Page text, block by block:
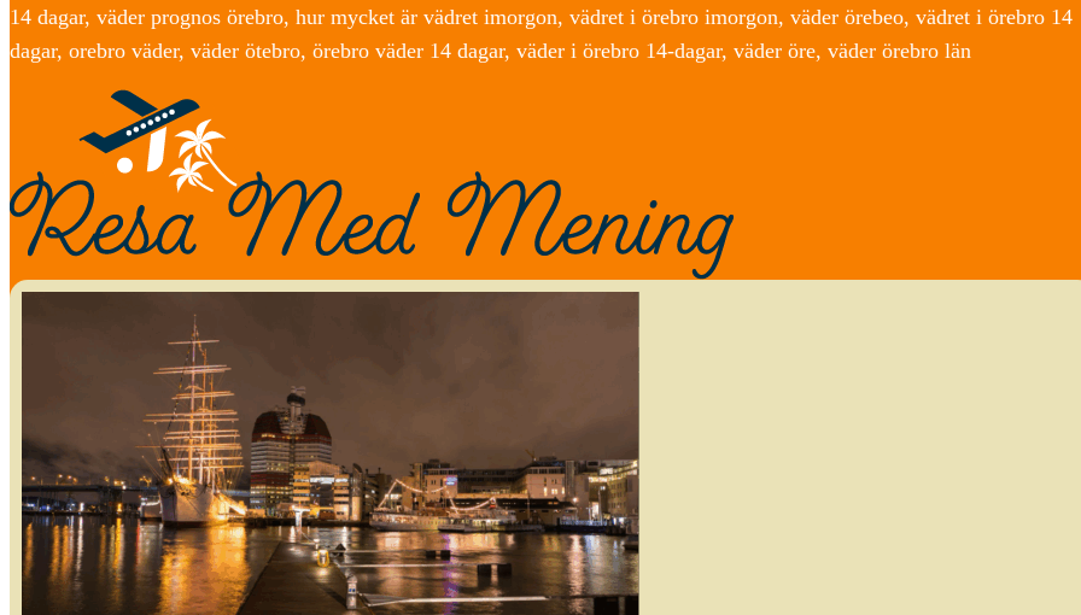
14 dagar, väder prognos örebro, hur mycket är vädret imorgon, vädret i örebro imorgon, väder örebeo, vädret i örebro 14
dagar, orebro väder, väder ötebro, örebro väder 14 dagar, väder i örebro 14-dagar, väder öre, väder örebro län